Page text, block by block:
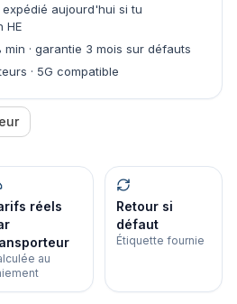
aujourd'hui si tu
HE
· garantie 3 mois sur défauts
· 5G compatible
réels
au
Retour si
défaut
Étiquette fournie